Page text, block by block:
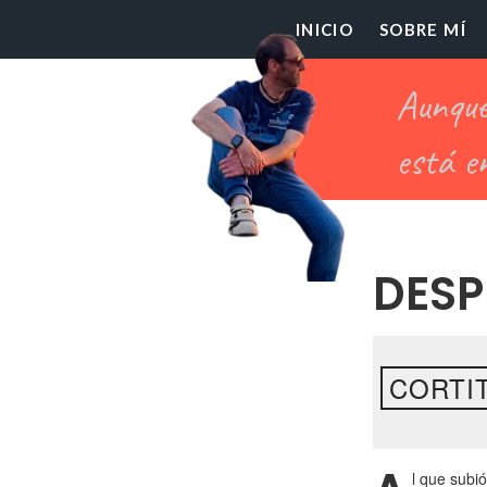
El
INICIO SOBRE MÍ
l que